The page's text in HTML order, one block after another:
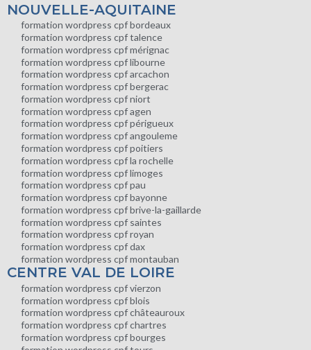
NOUVELLE-AQUITAINE
formation wordpress cpf bordeaux
formation wordpress cpf talence
formation wordpress cpf mérignac
formation wordpress cpf libourne
formation wordpress cpf arcachon
formation wordpress cpf bergerac
formation wordpress cpf niort
formation wordpress cpf agen
formation wordpress cpf périgueux
formation wordpress cpf angouleme
formation wordpress cpf poitiers
formation wordpress cpf la rochelle
formation wordpress cpf limoges
formation wordpress cpf pau
formation wordpress cpf bayonne
formation wordpress cpf brive-la-gaillarde
formation wordpress cpf saintes
formation wordpress cpf royan
formation wordpress cpf dax
formation wordpress cpf montauban
CENTRE VAL DE LOIRE
formation wordpress cpf vierzon
formation wordpress cpf blois
formation wordpress cpf châteauroux
formation wordpress cpf chartres
formation wordpress cpf bourges